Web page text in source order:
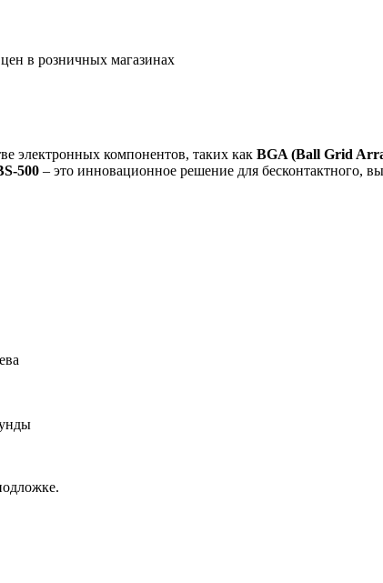
в розничных магазинах
электронных компонентов, таких как BGA (Ball Grid
500 – это инновационное решение для бесконтактного,